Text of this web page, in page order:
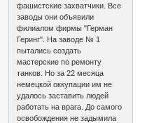
фашистские захватчики. Все
заводы они объявили
филиалом фирмы "Герман
Геринг". На заводе № 1
пытались создать
мастерские по ремонту
танков. Но за 22 месяца
немецкой оккупации им не
удалось заставить людей
работать на врага. До самого
освобождения не задымила